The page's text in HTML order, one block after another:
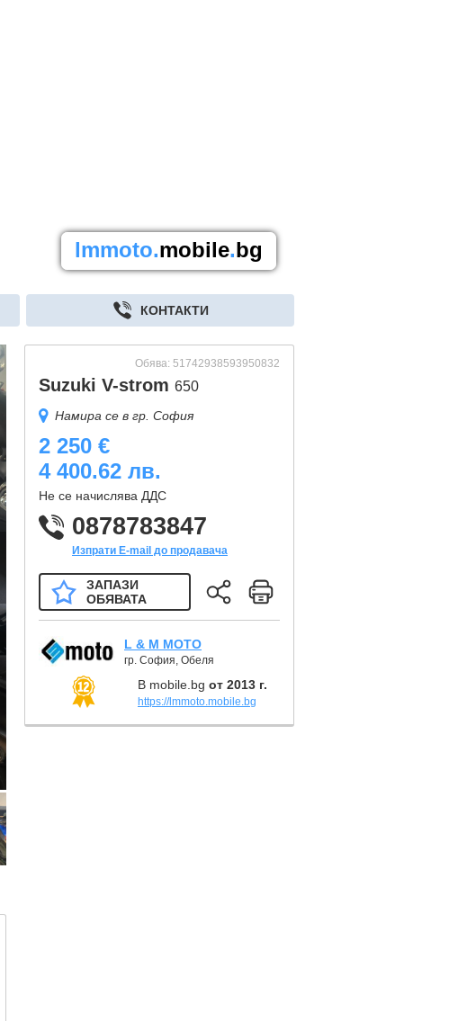
lmmoto.mobile.bg
КОНТАКТИ
Suzuki V-strom 650
Обява: 51742938593950832
Намира се в гр. София
2 250 €
4 400.62 лв.
Не се начислява ДДС
0878783847
Изпрати E-mail до продавача
ЗАПАЗИ
ОБЯВАТА
L & M MOTO
гр. София, Обеля
В mobile.bg от 2013 г.
https://lmmoto.mobile.bg